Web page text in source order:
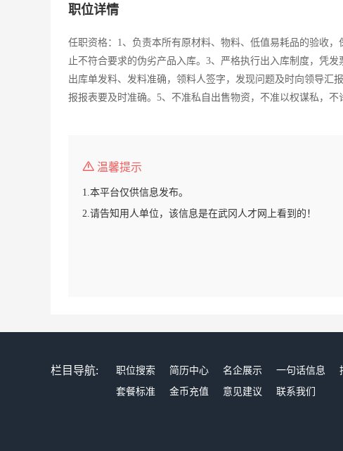
职位详情
任职资格：1、负责本所有原材料、物料、低值易耗品的验收
止不符合要求的伪劣产品入库。3、严格执行出入库制度，凭
出库单发料、发料准确，领料人签字，发现问题及时向领导汇
报报表要及时准确。5、不准私自出售物资，不准以权谋私，不
温馨提示
1.本平台仅供信息发布。
2.请告知用人单位，该信息是在武冈人才网上看到的！
栏目导航: 职位搜索 简历中心 名企展示 一句话信息
套餐标准
金币充值 意见建议 联系我们